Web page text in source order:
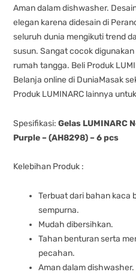
Aman dalam dishwasher.
elegan karena didesain di
seluruh dunia mengikuti trend
susun. Sangat cocok
rumah tangga. Beli Produk
Belanja online di DuniaMasak
Produk LUMINARC lainnya
Spesifikasi: Gelas LUMINARC
Purple – (AH8298) – 6 pcs
Kelebihan Produk :
Terbuat dari bahan kaca
sempurna.
Mudah dibersihkan.
Tahan benturan serta
pecahan.
Aman dalam dishwasher.